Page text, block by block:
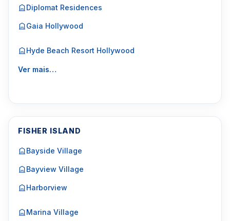
Diplomat Residences
Gaia Hollywood
Hyde Beach Resort Hollywood
Ver mais…
FISHER ISLAND
Bayside Village
Bayview Village
Harborview
Marina Village